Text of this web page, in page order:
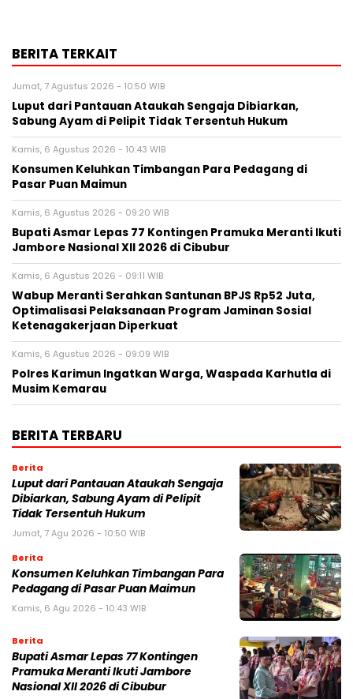
BERITA TERKAIT
Jumat, 7 Agustus 2026 - 10:50 WIB
Luput dari Pantauan Ataukah Sengaja Dibiarkan,
Sabung Ayam di Pelipit Tidak Tersentuh Hukum
Kamis, 6 Agustus 2026 - 10:43 WIB
Konsumen Keluhkan Timbangan Para Pedagang di
Pasar Puan Maimun
Kamis, 6 Agustus 2026 - 09:20 WIB
Bupati Asmar Lepas 77 Kontingen Pramuka Meranti Ikuti
Jambore Nasional XII 2026 di Cibubur
Kamis, 6 Agustus 2026 - 09:11 WIB
Wabup Meranti Serahkan Santunan BPJS Rp52 Juta,
Optimalisasi Pelaksanaan Program Jaminan Sosial
Ketenagakerjaan Diperkuat
Kamis, 6 Agustus 2026 - 09:09 WIB
Polres Karimun Ingatkan Warga, Waspada Karhutla di
Musim Kemarau
BERITA TERBARU
Berita
Luput dari Pantauan Ataukah Sengaja
Dibiarkan, Sabung Ayam di Pelipit
Tidak Tersentuh Hukum
Jumat, 7 Agu 2026 - 10:50 WIB
Berita
Konsumen Keluhkan Timbangan Para
Pedagang di Pasar Puan Maimun
Kamis, 6 Agu 2026 - 10:43 WIB
Berita
Bupati Asmar Lepas 77 Kontingen
Pramuka Meranti Ikuti Jambore
Nasional XII 2026 di Cibubur